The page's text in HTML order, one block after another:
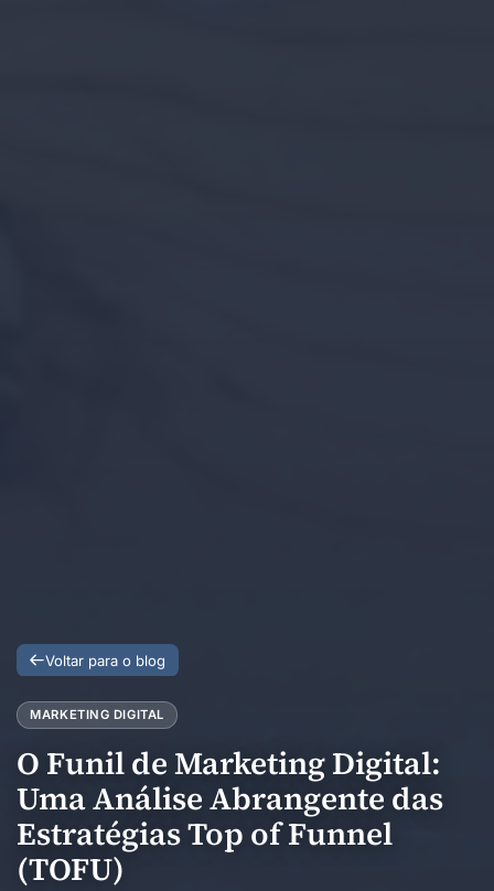
Voltar para o blog
MARKETING DIGITAL
O Funil de Marketing Digital:
Uma Análise Abrangente das
Estratégias Top of Funnel
(TOFU)